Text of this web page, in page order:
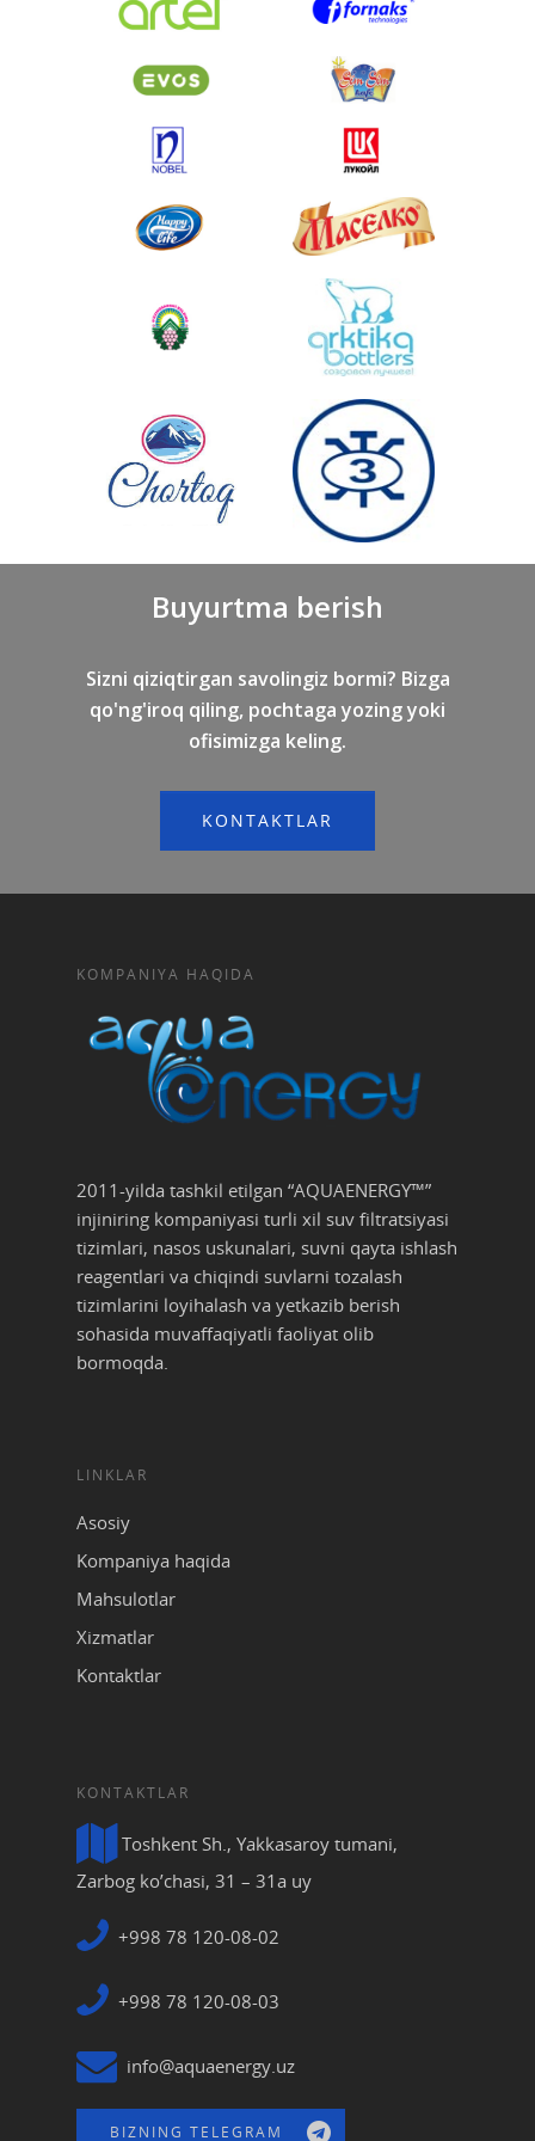
Buyurtma berish
Sizni qiziqtirgan savolingiz bormi? Bizga
qo'ng'iroq qiling, pochtaga yozing yoki
ofisimizga keling.
KONTAKTLAR
KOMPANIYA HAQIDA
2011-yilda tashkil etilgan “AQUAENERGY™”
injiniring kompaniyasi turli xil suv filtratsiyasi
tizimlari, nasos uskunalari, suvni qayta ishlash
reagentlari va chiqindi suvlarni tozalash
tizimlarini loyihalash va yetkazib berish
sohasida muvaffaqiyatli faoliyat olib
bormoqda.
LINKLAR
Asosiy
Kompaniya haqida
Mahsulotlar
Xizmatlar
Kontaktlar
KONTAKTLAR
Toshkent Sh., Yakkasaroy tumani,
Zarbog ko’chasi, 31 – 31a uy
+998 78 120-08-02
+998 78 120-08-03
info@aquaenergy.uz
BIZNING TELEGRAM
O’zbekiston,
Yakkasaroy tumani,
ko’chasi, 31-31a uy